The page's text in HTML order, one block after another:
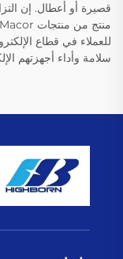
قصيرة أو أعطال. إن
سلامة وأداء أجهزتهم